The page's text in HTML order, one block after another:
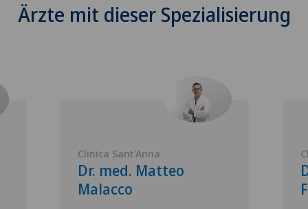
Ärzte mit dieser Spezialisierung
Clinica Sant'Anna
Dr. med. Matteo
Malacco